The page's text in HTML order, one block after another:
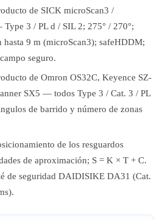
de SICK microScan3 /
3 / PL d / SIL 2; 275° / 270°;
hasta 9 m (microScan3); safeHDDM;
seguro.
de Omron OS32C, Keyence SZ-
SX5 — todos Type 3 / Cat. 3 / PL
de barrido y número de zonas
de los resguardos
de aproximación; S = K × T + C.
de seguridad DAIDISIKE DA31 (Cat.